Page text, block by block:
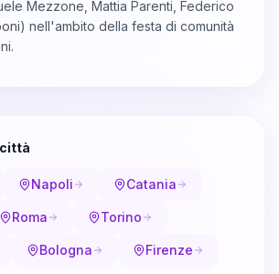
Mezzone, Mattia Parenti, Federico
nell'ambito della festa di comunità
Napoli Catania
Roma Torino
Bologna Firenze